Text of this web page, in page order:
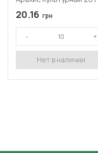
20.16 грн
Нет в наличии